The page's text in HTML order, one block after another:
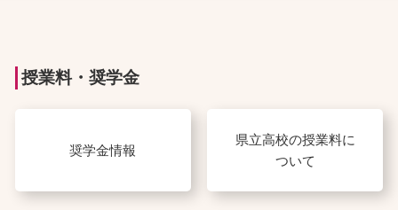
授業料・奨学金
奨学金情報
県立高校の授業料に
ついて